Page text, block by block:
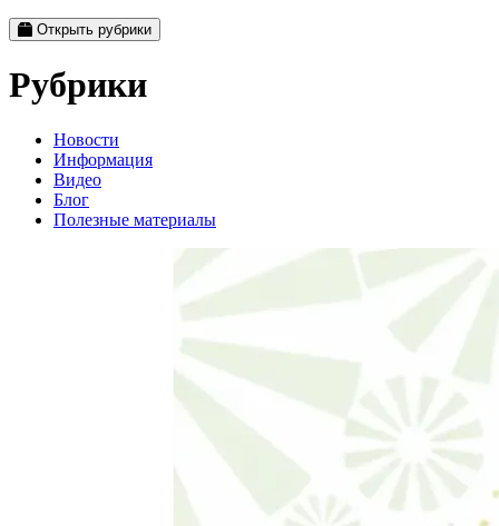
Открыть рубрики
Рубрики
Новости
Информация
Видео
Блог
Полезные материалы